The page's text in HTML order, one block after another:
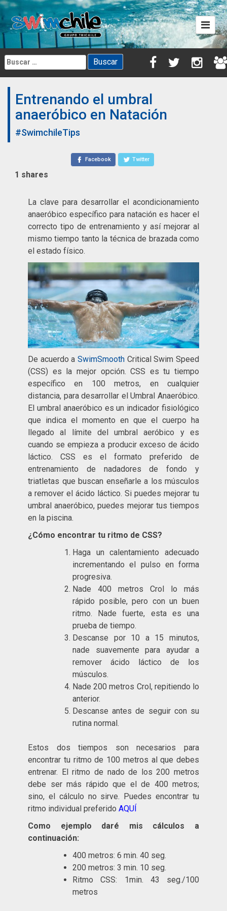
Skip
content
Buscar:
Entrenando el umbral
anaeróbico en Natación
#SwimchileTips
Facebook Twitter
1 shares
La clave para desarrollar el acondicionamiento
anaeróbico específico para natación es hacer el
correcto tipo de entrenamiento y así mejorar al
mismo tiempo tanto la técnica de brazada como
el estado físico.
De acuerdo a SwimSmooth Critical Swim Speed
(CSS) es la mejor opción. CSS es tu tiempo
específico en 100 metros, en cualquier
distancia, para desarrollar el Umbral Anaeróbico.
El umbral anaeróbico es un indicador fisiológico
que indica el momento en que el cuerpo ha
llegado al límite del umbral aeróbico y es
cuando se empieza a producir exceso de ácido
láctico. CSS es el formato preferido de
entrenamiento de nadadores de fondo y
triatletas que buscan enseñarle a los músculos
a remover el ácido láctico. Si puedes mejorar tu
umbral anaeróbico, puedes mejorar tus tiempos
en la piscina.
¿Cómo encontrar tu ritmo de CSS?
Haga un calentamiento adecuado
incrementando el pulso en forma
progresiva.
Nade 400 metros Crol lo más
rápido posible, pero con un buen
ritmo. Nade fuerte, esta es una
prueba de tiempo.
Descanse por 10 a 15 minutos,
nade suavemente para ayudar a
remover ácido láctico de los
músculos.
Nade 200 metros Crol, repitiendo lo
anterior.
Descanse antes de seguir con su
rutina normal.
Estos dos tiempos son necesarios para
encontrar tu ritmo de 100 metros al que debes
entrenar. El ritmo de nado de los 200 metros
debe ser más rápido que el de 400 metros;
sino, el cálculo no sirve. Puedes encontrar tu
ritmo individual preferido AQUÍ
Como ejemplo daré mis cálculos a
continuación:
400 metros: 6 min. 40 seg.
200 metros: 3 min. 10 seg.
Ritmo CSS: 1min. 43 seg./100
metros